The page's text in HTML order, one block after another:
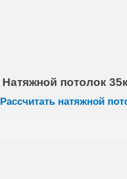
Натяжной потолок
Рассчитать натяжной